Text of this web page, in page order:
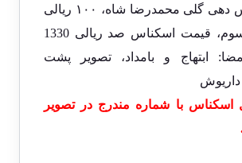
قیمت اسکناس دهی گلی محمدرضا شاه، ۱۰۰ ریالی
پهلوی سری سوم، قیمت اسکناس صد ریالی 1330
ابتهاج و بامداد، تصویر پشت
اسکناس با شماره مندرج در تصویر